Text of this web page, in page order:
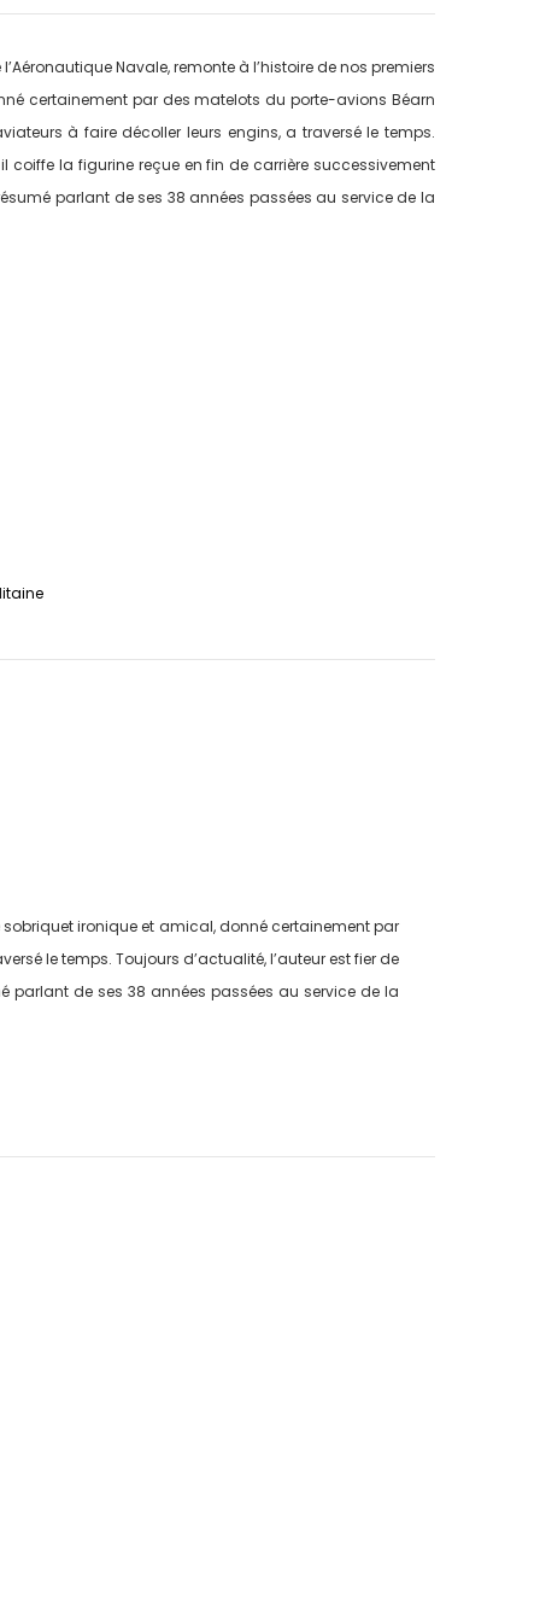
Navale, remonte à l’histoire de nos premiers
certainement par des matelots du porte-avions Béarn
à faire décoller leurs engins, a traversé le temps.
coiffe la figurine reçue en fin de carrière successivement
parlant de ses 38 années passées au service de la
sobriquet ironique et amical, donné certainement par
le temps. Toujours d’actualité, l’auteur est fier de
parlant de ses 38 années passées au service de la